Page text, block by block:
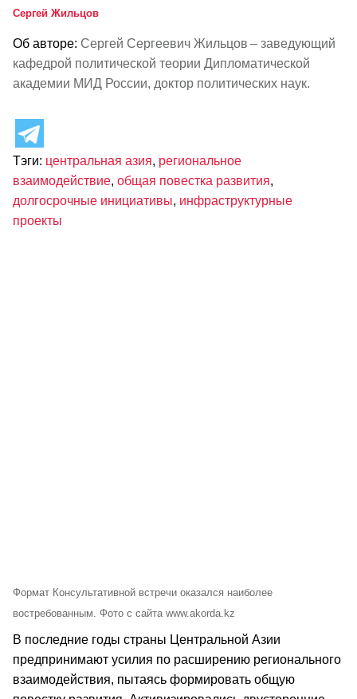
Сергей Жильцов
Об авторе: Сергей Сергеевич Жильцов – заведующий
кафедрой политической теории Дипломатической
академии МИД России, доктор политических наук.
Тэги: центральная азия, региональное
взаимодействие, общая повестка развития,
долгосрочные инициативы, инфраструктурные
проекты
Формат Консультативной встречи оказался наиболее
востребованным. Фото с сайта www.akorda.kz
В последние годы страны Центральной Азии
предпринимают усилия по расширению регионального
взаимодействия, пытаясь формировать общую